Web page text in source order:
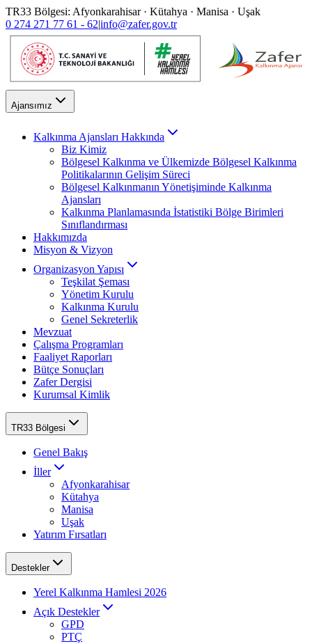
TR33 Bölgesi: Afyonkarahisar · Kütahya · Manisa · Uşak
0 274 271 77 61 - 62|info@zafer.gov.tr
Ajansımız
Kalkınma Ajansları Hakkında
Biz Kimiz
Bölgesel Kalkınma ve Ülkemizde Bölgesel Kalkınma
Politikalarının Gelişim Süreci
Bölgesel Kalkınmanın Yönetişiminde Kalkınma
Ajansları
Kalkınma Planlamasında İstatistiki Bölge Birimleri
Sınıflandırması
Hakkımızda
Misyon & Vizyon
Organizasyon Yapısı
Teşkilat Şeması
Yönetim Kurulu
Kalkınma Kurulu
Genel Sekreterlik
Mevzuat
Çalışma Programları
Faaliyet Raporları
Bütçe Sonuçları
Zafer Dergisi
Kurumsal Kimlik
TR33 Bölgesi
Genel Bakış
İller
Afyonkarahisar
Kütahya
Manisa
Uşak
Yatırım Fırsatları
Destekler
Yerel Kalkınma Hamlesi 2026
Açık Destekler
GPD
PTÇ